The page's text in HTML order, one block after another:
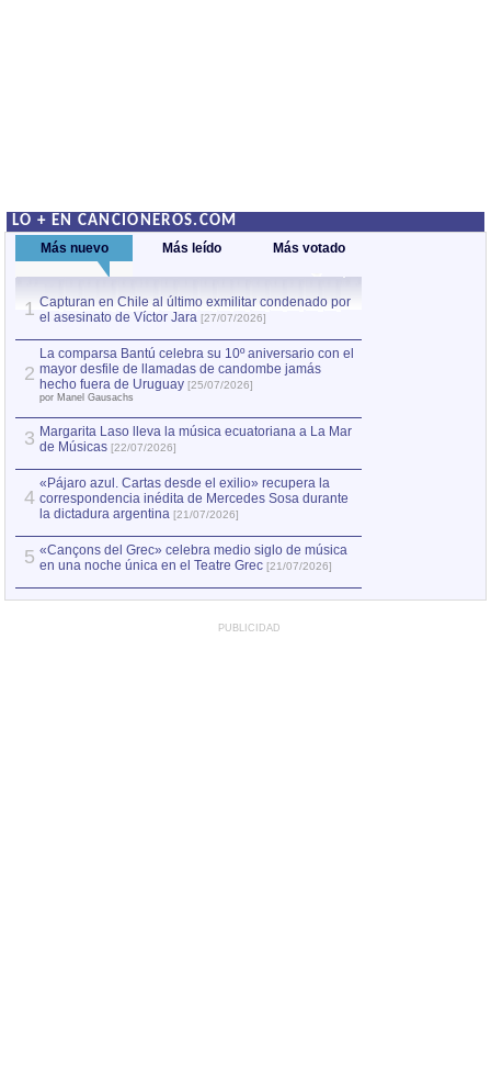
LO + EN CANCIONEROS.COM
Más nuevo Más leído Más votado
1 Capturan en Chile al último exmilitar condenado por
el asesinato de Víctor Jara [27/07/2026]
2
La comparsa Bantú celebra su 10º aniversario con el
mayor desfile de llamadas de candombe jamás
hecho fuera de Uruguay [25/07/2026]
por Manel Gausachs
3 Margarita Laso lleva la música ecuatoriana a La Mar
de Músicas [22/07/2026]
4
«Pájaro azul. Cartas desde el exilio» recupera la
correspondencia inédita de Mercedes Sosa durante
la dictadura argentina [21/07/2026]
5 «Cançons del Grec» celebra medio siglo de música
en una noche única en el Teatre Grec [21/07/2026]
PUBLICIDAD